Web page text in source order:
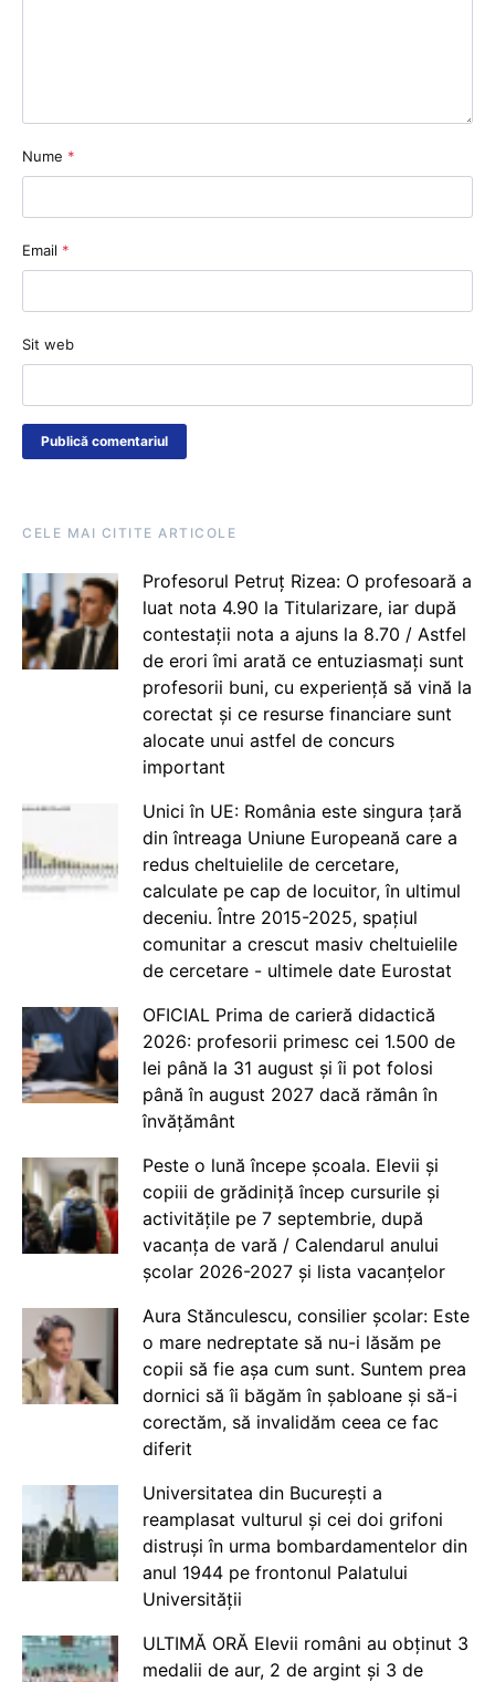
Nume *
Email *
Sit web
CELE MAI CITITE ARTICOLE
Profesorul Petruț Rizea: O profesoară a
luat nota 4.90 la Titularizare, iar după
contestații nota a ajuns la 8.70 / Astfel
de erori îmi arată ce entuziasmați sunt
profesorii buni, cu experiență să vină la
corectat și ce resurse financiare sunt
alocate unui astfel de concurs
important
Unici în UE: România este singura țară
din întreaga Uniune Europeană care a
redus cheltuielile de cercetare,
calculate pe cap de locuitor, în ultimul
deceniu. Între 2015-2025, spațiul
comunitar a crescut masiv cheltuielile
de cercetare - ultimele date Eurostat
OFICIAL Prima de carieră didactică
2026: profesorii primesc cei 1.500 de
lei până la 31 august și îi pot folosi
până în august 2027 dacă rămân în
învățământ
Peste o lună începe școala. Elevii și
copiii de grădiniță încep cursurile și
activitățile pe 7 septembrie, după
vacanța de vară / Calendarul anului
școlar 2026-2027 și lista vacanțelor
Aura Stănculescu, consilier școlar: Este
o mare nedreptate să nu-i lăsăm pe
copii să fie așa cum sunt. Suntem prea
dornici să îi băgăm în șabloane și să-i
corectăm, să invalidăm ceea ce fac
diferit
Universitatea din București a
reamplasat vulturul și cei doi grifoni
distruși în urma bombardamentelor din
anul 1944 pe frontonul Palatului
Universității
ULTIMĂ ORĂ Elevii români au obținut 3
medalii de aur, 2 de argint și 3 de